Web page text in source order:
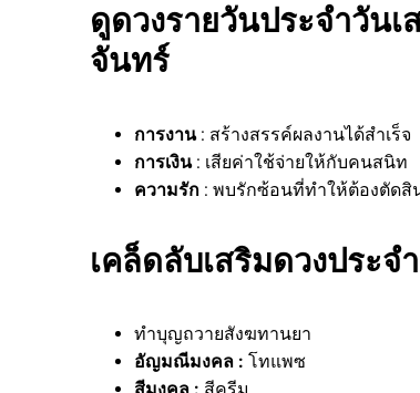
ดูดวงรายวันประจำวัน
จันทร์
การงาน : สร้างสรรค์ผลงานได้สำเร็จ
การเงิน : เสียค่าใช้จ่ายให้กับคนสนิท
ความรัก : พบรักซ้อนที่ทำให้ต้องตัดสิ
เคล็ดลับเสริมดวงประจ
ทำบุญถวายสังฆทานยา
อัญมณีมงคล : โทแพซ